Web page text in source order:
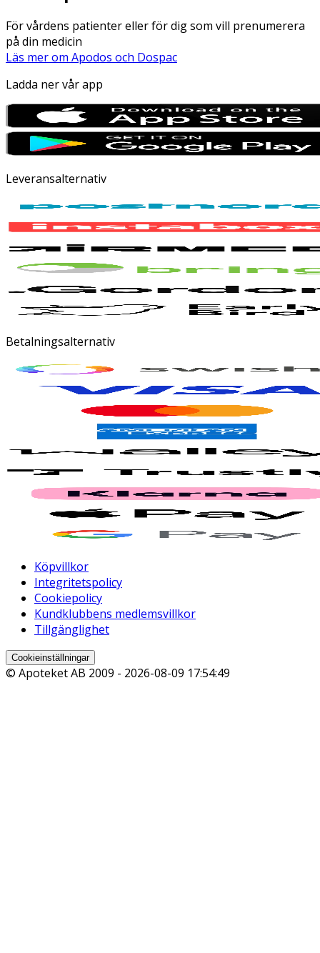
För vårdens patienter eller för dig som vill prenumerera
på din medicin
Läs mer om Apodos och Dospac
Ladda ner vår app
Leveransalternativ
Betalningsalternativ
Köpvillkor
Integritetspolicy
Cookiepolicy
Kundklubbens medlemsvillkor
Tillgänglighet
Cookieinställningar
© Apoteket AB 2009 - 2026-08-09 17:54:49